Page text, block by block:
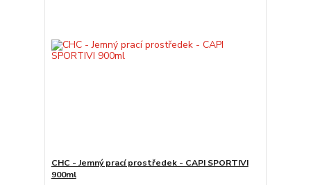
CHC - Jemný prací prostředek - CAPI SPORTIVI
900ml